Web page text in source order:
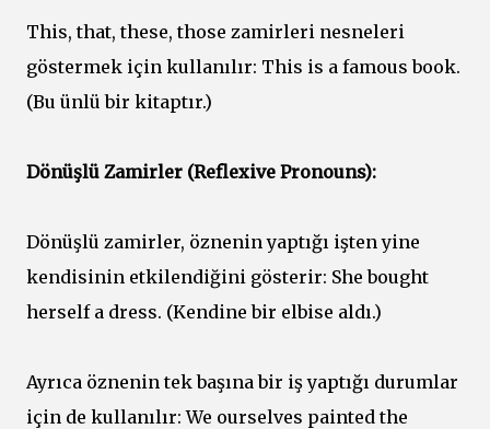
This, that, these, those zamirleri nesneleri
göstermek için kullanılır: This is a famous book.
(Bu ünlü bir kitaptır.)
Dönüşlü Zamirler (Reflexive Pronouns):
Dönüşlü zamirler, öznenin yaptığı işten yine
kendisinin etkilendiğini gösterir: She bought
herself a dress. (Kendine bir elbise aldı.)
Ayrıca öznenin tek başına bir iş yaptığı durumlar
için de kullanılır: We ourselves painted the